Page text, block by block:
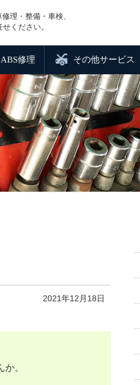
理・整備・車検、
ください。
ABS修理 その他サービス
2021年12月18日
。